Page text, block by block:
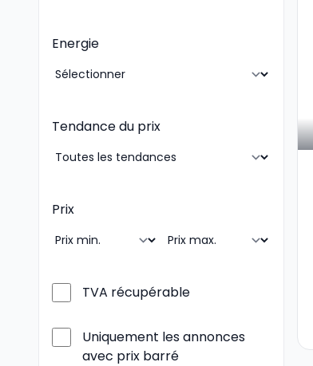
Energie
Tendance du prix
Prix
TVA récupérable
Uniquement les annonces
avec prix barré